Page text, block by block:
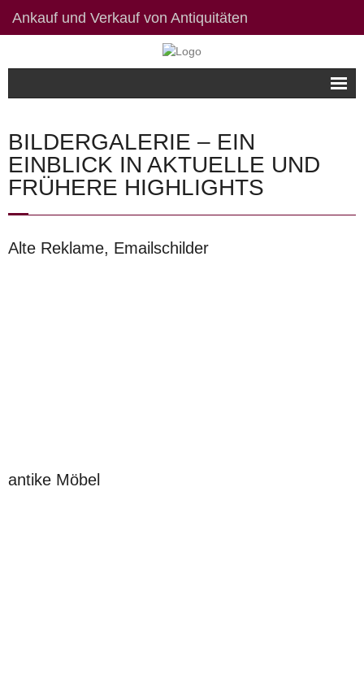
Ankauf und Verkauf von Antiquitäten
Bildergalerie
Kontakt / Links
Datenschutzerklärung
Impressum
BILDERGALERIE – EIN
EINBLICK IN AKTUELLE UND
FRÜHERE HIGHLIGHTS
Alte Reklame, Emailschilder
antike Möbel